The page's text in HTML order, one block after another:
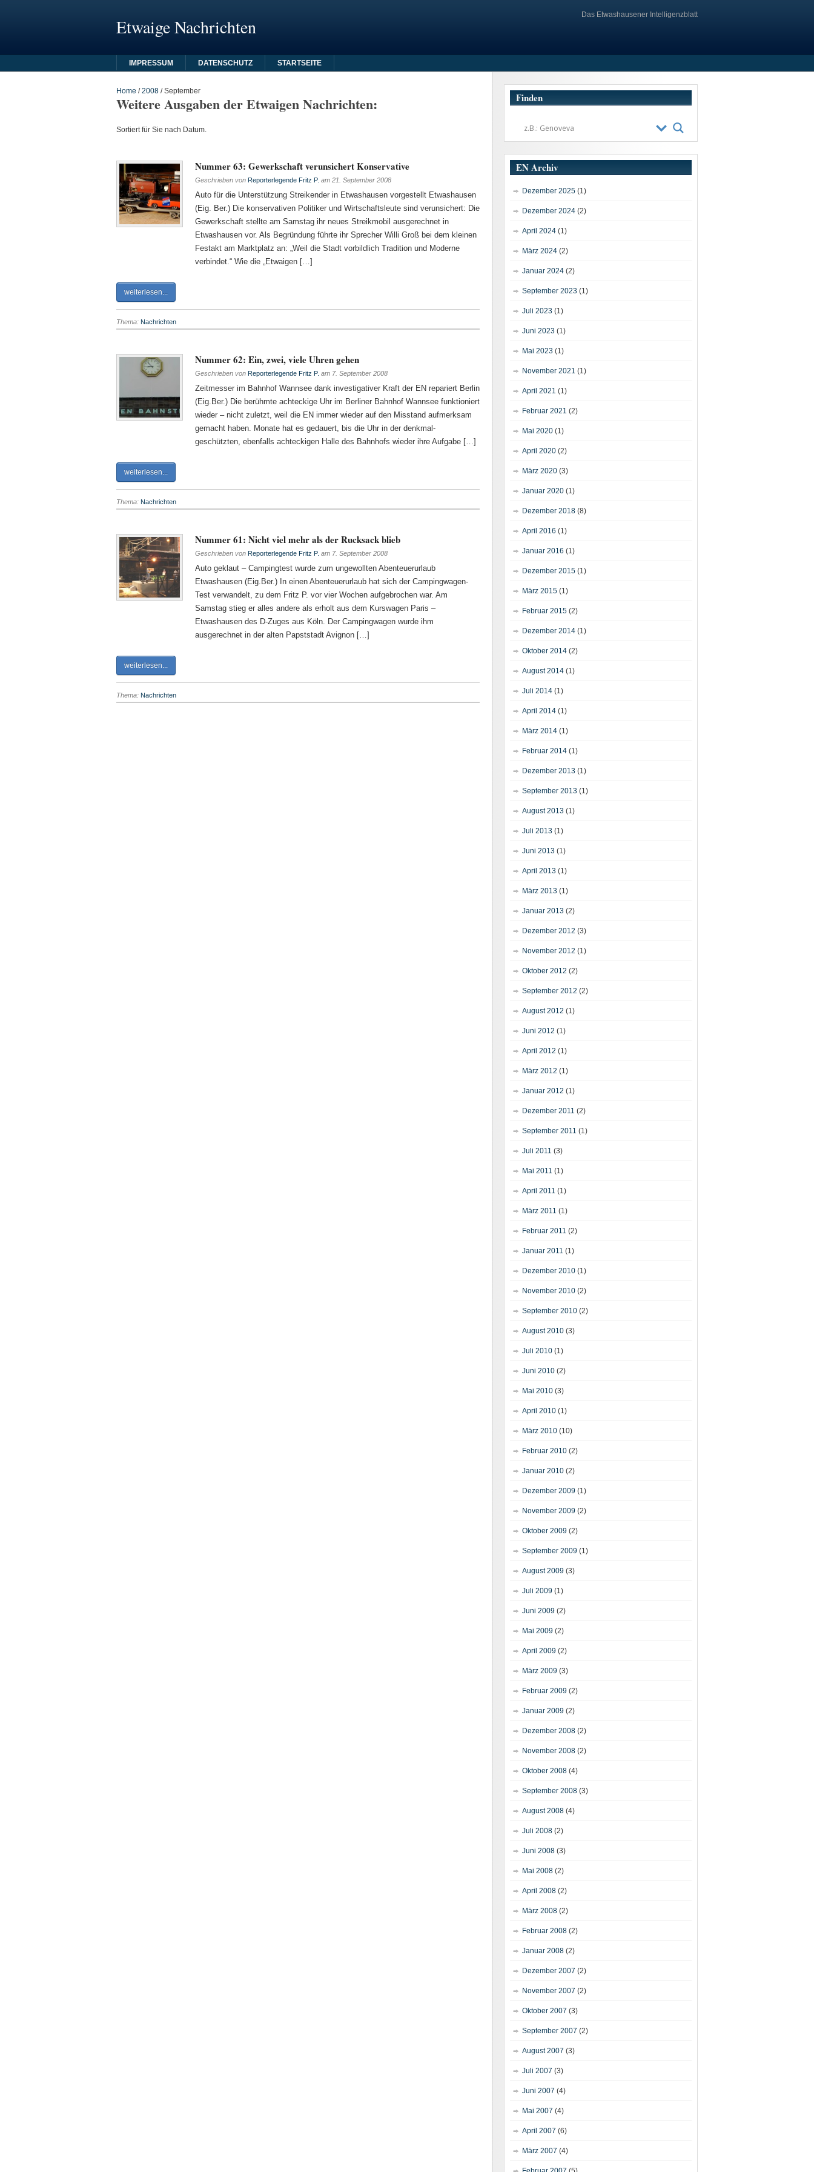
Etwaige Nachrichten
Das Etwashausener Intelligenzblatt
IMPRESSUM DATENSCHUTZ STARTSEITE
Home / 2008 / September
Weitere Ausgaben der Etwaigen Nachrichten:
Sortiert für Sie nach Datum.
Nummer 63: Gewerkschaft verunsichert Konservative
Geschrieben von Reporterlegende Fritz P. am 21. September 2008
Auto für die Unterstützung Streikender in Etwashausen vorgestellt Etwashausen
(Eig. Ber.) Die konservativen Politiker und Wirtschaftsleute sind verunsichert: Die
Gewerkschaft stellte am Samstag ihr neues Streikmobil ausgerechnet in
Etwashausen vor. Als Begründung führte ihr Sprecher Willi Groß bei dem kleinen
Festakt am Marktplatz an: „Weil die Stadt vorbildlich Tradition und Moderne
verbindet.“ Wie die „Etwaigen […]
weiterlesen...
Thema: Nachrichten
Nummer 62: Ein, zwei, viele Uhren gehen
Geschrieben von Reporterlegende Fritz P. am 7. September 2008
Zeitmesser im Bahnhof Wannsee dank investigativer Kraft der EN repariert Berlin
(Eig.Ber.) Die berühmte achteckige Uhr im Berliner Bahnhof Wannsee funktioniert
wieder – nicht zuletzt, weil die EN immer wieder auf den Misstand aufmerksam
gemacht haben. Monate hat es gedauert, bis die Uhr in der denkmal-
geschützten, ebenfalls achteckigen Halle des Bahnhofs wieder ihre Aufgabe […]
weiterlesen...
Thema: Nachrichten
Nummer 61: Nicht viel mehr als der Rucksack blieb
Geschrieben von Reporterlegende Fritz P. am 7. September 2008
Auto geklaut – Campingtest wurde zum ungewollten Abenteuerurlaub
Etwashausen (Eig.Ber.) In einen Abenteuerurlaub hat sich der Campingwagen-
Test verwandelt, zu dem Fritz P. vor vier Wochen aufgebrochen war. Am
Samstag stieg er alles andere als erholt aus dem Kurswagen Paris –
Etwashausen des D-Zuges aus Köln. Der Campingwagen wurde ihm
ausgerechnet in der alten Papststadt Avignon […]
weiterlesen...
Thema: Nachrichten
Finden
EN Archiv
Dezember 2025 (1)
Dezember 2024 (2)
April 2024 (1)
März 2024 (2)
Januar 2024 (2)
September 2023 (1)
Juli 2023 (1)
Juni 2023 (1)
Mai 2023 (1)
November 2021 (1)
April 2021 (1)
Februar 2021 (2)
Mai 2020 (1)
April 2020 (2)
März 2020 (3)
Januar 2020 (1)
Dezember 2018 (8)
April 2016 (1)
Januar 2016 (1)
Dezember 2015 (1)
März 2015 (1)
Februar 2015 (2)
Dezember 2014 (1)
Oktober 2014 (2)
August 2014 (1)
Juli 2014 (1)
April 2014 (1)
März 2014 (1)
Februar 2014 (1)
Dezember 2013 (1)
September 2013 (1)
August 2013 (1)
Juli 2013 (1)
Juni 2013 (1)
April 2013 (1)
März 2013 (1)
Januar 2013 (2)
Dezember 2012 (3)
November 2012 (1)
Oktober 2012 (2)
September 2012 (2)
August 2012 (1)
Juni 2012 (1)
April 2012 (1)
März 2012 (1)
Januar 2012 (1)
Dezember 2011 (2)
September 2011 (1)
Juli 2011 (3)
Mai 2011 (1)
April 2011 (1)
März 2011 (1)
Februar 2011 (2)
Januar 2011 (1)
Dezember 2010 (1)
November 2010 (2)
September 2010 (2)
August 2010 (3)
Juli 2010 (1)
Juni 2010 (2)
Mai 2010 (3)
April 2010 (1)
März 2010 (10)
Februar 2010 (2)
Januar 2010 (2)
Dezember 2009 (1)
November 2009 (2)
Oktober 2009 (2)
September 2009 (1)
August 2009 (3)
Juli 2009 (1)
Juni 2009 (2)
Mai 2009 (2)
April 2009 (2)
März 2009 (3)
Februar 2009 (2)
Januar 2009 (2)
Dezember 2008 (2)
November 2008 (2)
Oktober 2008 (4)
September 2008 (3)
August 2008 (4)
Juli 2008 (2)
Juni 2008 (3)
Mai 2008 (2)
April 2008 (2)
März 2008 (2)
Februar 2008 (2)
Januar 2008 (2)
Dezember 2007 (2)
November 2007 (2)
Oktober 2007 (3)
September 2007 (2)
August 2007 (3)
Juli 2007 (3)
Juni 2007 (4)
Mai 2007 (4)
April 2007 (6)
März 2007 (4)